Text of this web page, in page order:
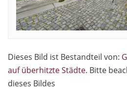
Dieses Bild ist Bestandteil von:
auf überhitzte Städte. Bitte
dieses Bildes